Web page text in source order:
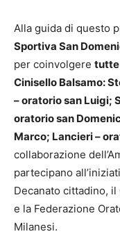
Alla guida di questo
Sportiva San
per coinvolgere tutte
Cinisello Balsamo:
– oratorio san Luigi;
oratorio san
Marco; Lancieri –
collaborazione
partecipano
Decanato cittadino,
e la Federazione
Milanesi.